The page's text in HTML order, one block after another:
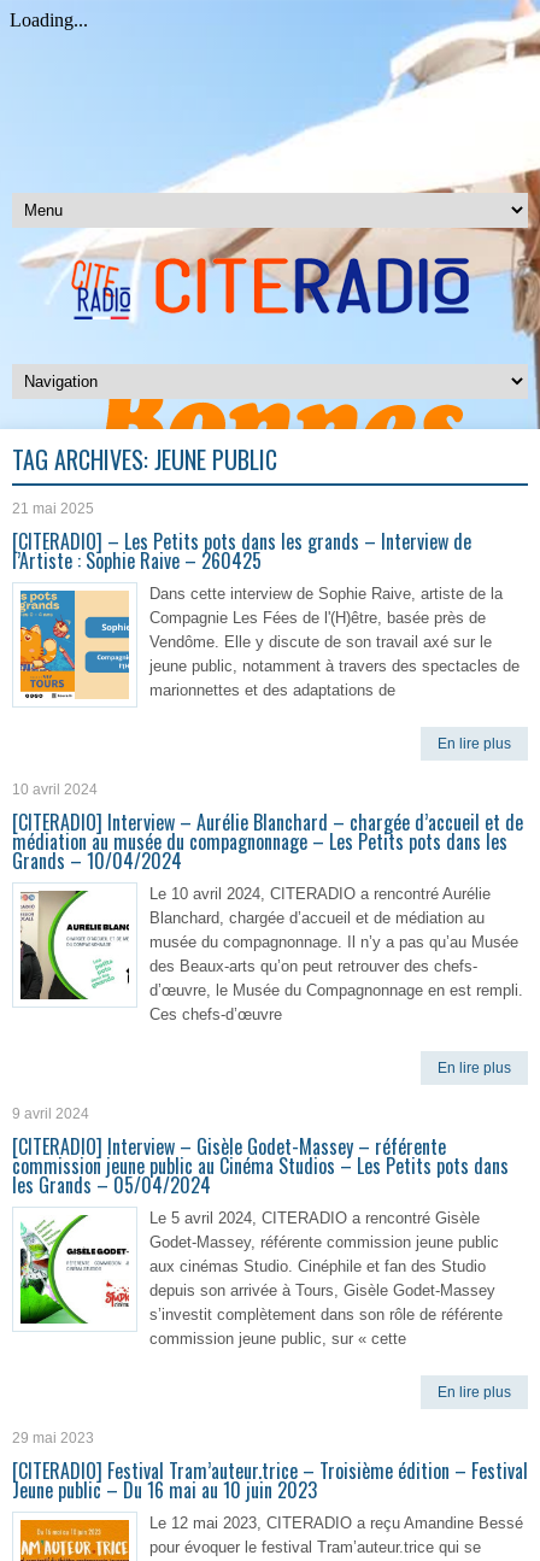
TAG ARCHIVES:JEUNE PUBLIC
21 mai 2025
[CITERADIO] – Les Petits pots dans les grands – Interview de
l’Artiste : Sophie Raive – 260425
Dans cette interview de Sophie Raive, artiste de la
Compagnie Les Fées de l'(H)être, basée près de
Vendôme. Elle y discute de son travail axé sur le
jeune public, notamment à travers des spectacles de
marionnettes et des adaptations de
En lire plus
10 avril 2024
[CITERADIO] Interview – Aurélie Blanchard – chargée d’accueil et de
médiation au musée du compagnonnage – Les Petits pots dans les
Grands – 10/04/2024
Le 10 avril 2024, CITERADIO a rencontré Aurélie
Blanchard, chargée d’accueil et de médiation au
musée du compagnonnage. Il n’y a pas qu’au Musée
des Beaux-arts qu’on peut retrouver des chefs-
d’œuvre, le Musée du Compagnonnage en est rempli.
Ces chefs-d’œuvre
En lire plus
9 avril 2024
[CITERADIO] Interview – Gisèle Godet-Massey – référente
commission jeune public au Cinéma Studios – Les Petits pots dans
les Grands – 05/04/2024
Le 5 avril 2024, CITERADIO a rencontré Gisèle
Godet-Massey, référente commission jeune public
aux cinémas Studio. Cinéphile et fan des Studio
depuis son arrivée à Tours, Gisèle Godet-Massey
s’investit complètement dans son rôle de référente
commission jeune public, sur « cette
En lire plus
29 mai 2023
[CITERADIO] Festival Tram’auteur.trice – Troisième édition – Festival
Jeune public – Du 16 mai au 10 juin 2023
Le 12 mai 2023, CITERADIO a reçu Amandine Bessé
pour évoquer le festival Tram’auteur.trice qui se